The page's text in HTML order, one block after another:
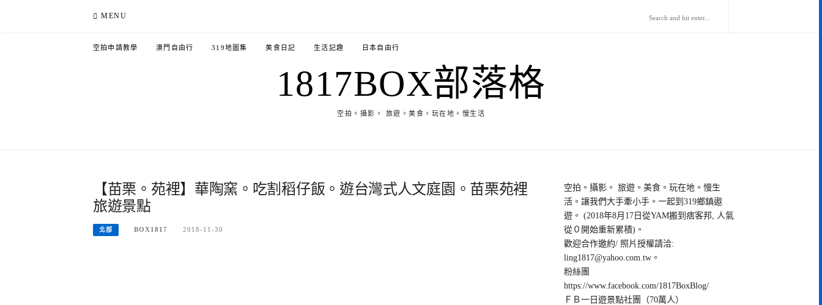
MENU
空拍申請教學 澳門自由行 319地圖集 美食日記 生活記趣 日本自由行
1817BOX部落格
空拍。攝影。 旅遊。美食。玩在地。慢生活
【苗栗。苑裡】華陶窯。吃割稻仔飯。遊台灣式人文庭園。苗栗苑裡
旅遊景點
北部 BOX1817 2018-11-30
空拍。攝影。 旅遊。美食。玩在地。慢生
活。讓我們大手牽小手。一起到319鄉鎮遨
遊。 (2018年8月17日從YAM搬到痞客邦, 人氣
從０開始重新累積)。
歡迎合作邀約/ 照片授權請洽:
ling1817@yahoo.com.tw 。
粉絲團
https://www.facebook.com/1817BoxBlog/
ＦＢ一日遊景點社團（70萬人）